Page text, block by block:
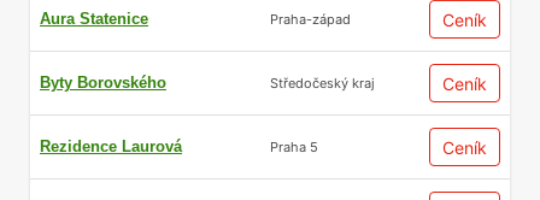
Aura Statenice Praha-západ Ceník
Byty Borovského Středočeský kraj Ceník
Rezidence Laurová Praha 5 Ceník